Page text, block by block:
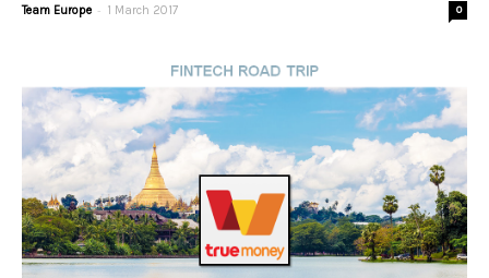
Team Europe - 1 March 2017 0